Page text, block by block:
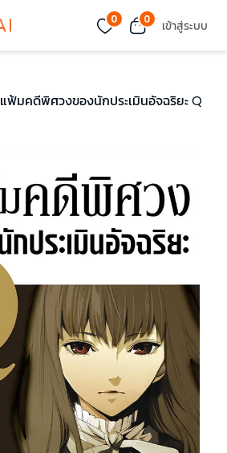
0 0 เข้าสู่ระบบ
แฟ้มคดีพิศวงของนักประเมินอัจฉริยะ Q